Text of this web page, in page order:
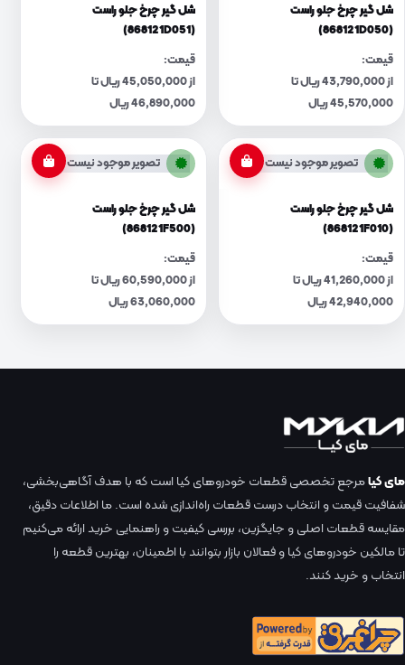
شل گیر چرخ جلو راست
(868121D050)
قیمت:
از 43,790,000 ریال تا
45,570,000 ریال
شل گیر چرخ جلو راست
(868121D051)
قیمت:
از 45,050,000 ریال تا
46,890,000 ریال
تصویر موجود نیست
شل گیر چرخ جلو راست
(868121F010)
قیمت:
از 41,260,000 ریال تا
42,940,000 ریال
تصویر موجود نیست
شل گیر چرخ جلو راست
(868121F500)
قیمت:
از 60,590,000 ریال تا
63,060,000 ریال
مای کیامرجع تخصصی قطعات خودروهای کیا است که با هدف آگاهی‌بخشی،
شفافیت قیمت و انتخاب درست قطعات راه‌اندازی شده است. ما اطلاعات دقیق،
مقایسه قطعات اصلی و جایگزین، بررسی کیفیت و راهنمایی خرید ارائه می‌کنیم
تا مالکین خودروهای کیا و فعالان بازار بتوانند با اطمینان، بهترین قطعه را
انتخاب و خرید کنند.